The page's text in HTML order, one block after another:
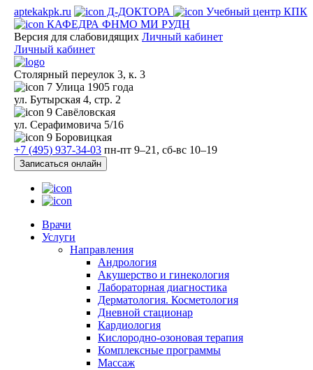
aptekakpk.ru Д-ДОКТОРА
Учебный центр КПК
КАФЕДРА ФНМО МИ РУДН
Версия для слабовидящих Личный кабинет
Личный кабинет
Столярный переулок 3, к. 3
7 Улица 1905 года
ул. Бутырская 4, стр. 2
9 Савёловская
ул. Серафимовича 5/16
9 Боровицкая
+7 (495) 937-34-03 пн-пт 9–21, сб-вс 10–19
Записаться онлайн
Врачи
Услуги
Направления
Андрология
Акушерство и гинекология
Лабораторная диагностика
Дерматология. Косметология
Дневной стационар
Кардиология
Кислородно-озоновая терапия
Комплексные программы
Массаж